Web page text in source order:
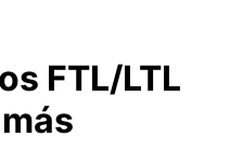
FTL/LTL